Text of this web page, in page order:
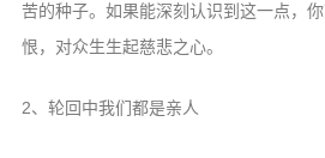
苦的种子。如果能深刻认识到这一点，
恨，对众生生起慈悲之心。
2、轮回中我们都是亲人